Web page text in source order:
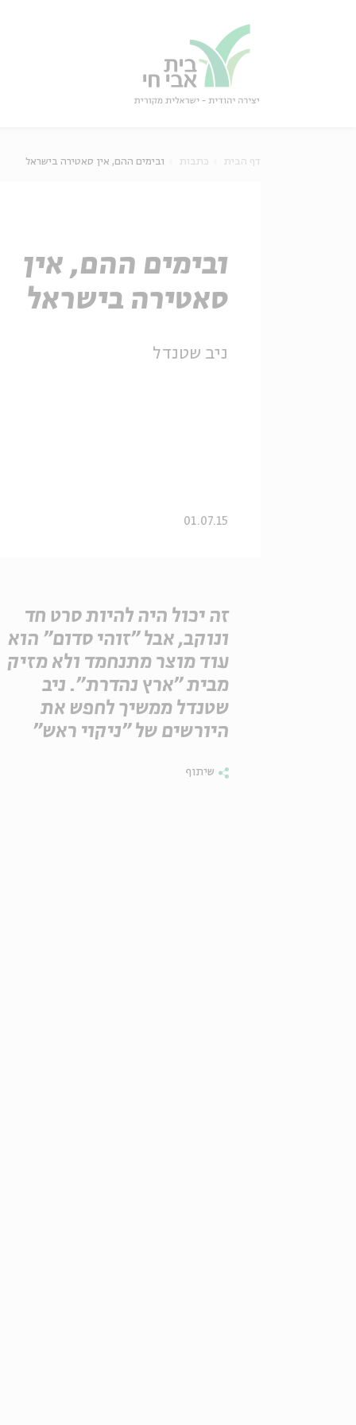
דף הבית כתבות ובימים ההם, אין סאטירה בישראל
ובימים ההם, אין
סאטירה בישראל
ניב שטנדל
01.07.15
זה יכול היה להיות סרט חד
ונוקב, אבל "זוהי סדום" הוא
עוד מוצר מתנחמד ולא מזיק
מבית "ארץ נהדרת". ניב
שטנדל ממשיך לחפש את
היורשים של "ניקוי ראש"
שיתוף